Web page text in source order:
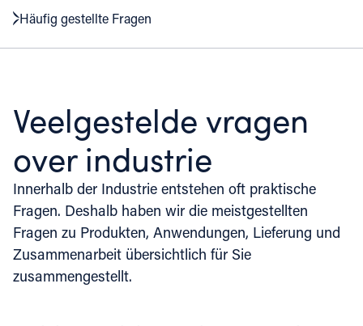
Häufig gestellte Fragen
Veelgestelde vragen
over industrie
Innerhalb der Industrie entstehen oft praktische
Fragen. Deshalb haben wir die meistgestellten
Fragen zu Produkten, Anwendungen, Lieferung und
Zusammenarbeit übersichtlich für Sie
zusammengestellt.